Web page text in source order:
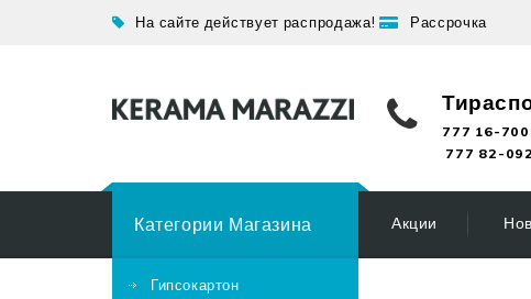
На сайте действует распродажа! Рассрочка
777 16-
777 82-092
Акции
Категории Магазина
Гипсокартон